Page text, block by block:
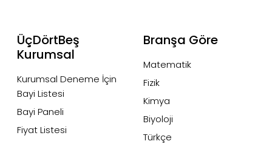
ÜçDörtBeş
Kurumsal
Kurumsal Deneme İçin
Bayi Listesi
Bayi Paneli
Fiyat Listesi
Branşa Göre
Matematik
Fizik
Kimya
Biyoloji
Türkçe